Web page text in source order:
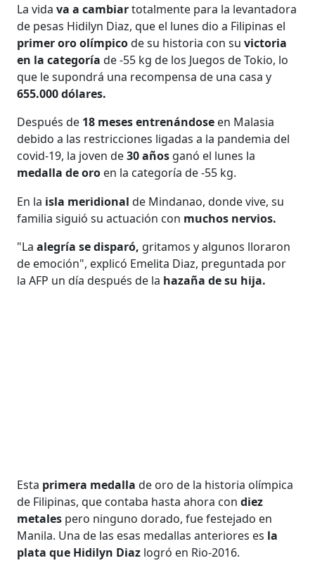
La vidava a cambiartotalmente para la levantadora
de pesas Hidilyn Diaz, que el lunes dio a Filipinas el
primer oro olímpicode su historia con suvictoria
en la categoría de -55 kg de los Juegos de Tokio, lo
que le supondrá una recompensa de una casa y
655.000 dólares.
Después de 18 meses entrenándose en Malasia
debido a las restricciones ligadas a la pandemia del
covid-19, la joven de30 años ganó el lunes la
medalla de oro en la categoría de -55 kg.
En la isla meridional de Mindanao, donde vive, su
familia siguió su actuación con muchos nervios.
"Laalegría se disparó, gritamos y algunos lloraron
de emoción", explicó Emelita Diaz, preguntada por
la AFP un día después de la hazaña de su hija.
Esta primera medallade oro de la historia olímpica
de Filipinas, que contaba hasta ahora condiez
metales pero ninguno dorado, fue festejado en
Manila. Una de las esas medallas anteriores es la
plata que Hidilyn Diaz logró en Rio-2016.